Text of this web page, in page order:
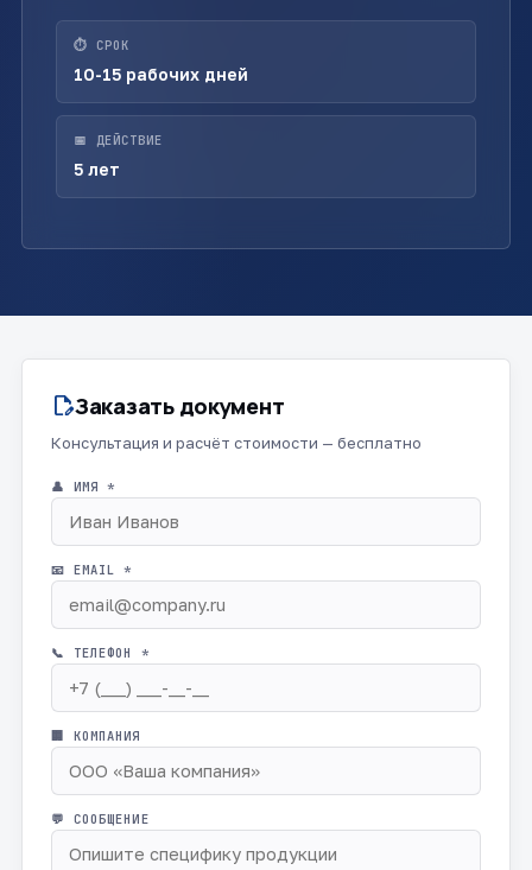
⏱ СРОК
10-15 рабочих дней
📅 ДЕЙСТВИЕ
5 лет
edit_documentЗаказать документ
Консультация и расчёт стоимости — бесплатно
👤 ИМЯ *
📧 EMAIL *
📞 ТЕЛЕФОН *
🏢 КОМПАНИЯ
💬 СООБЩЕНИЕ